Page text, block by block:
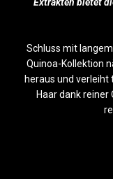
Schluss mit
Quinoa-Kollektion
heraus und
Haar dank reiner